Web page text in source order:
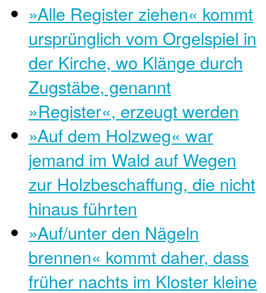
»Alle Register ziehen« kommt
ursprünglich vom Orgelspiel in
der Kirche, wo Klänge durch
Zugstäbe, genannt
»Register«, erzeugt werden
»Auf dem Holzweg« war
jemand im Wald auf Wegen
zur Holzbeschaffung, die nicht
hinaus führten
»Auf/unter den Nägeln
brennen« kommt daher, dass
früher nachts im Kloster kleine